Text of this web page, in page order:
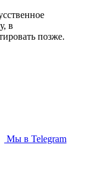
в
позже.
Мы в Telegram